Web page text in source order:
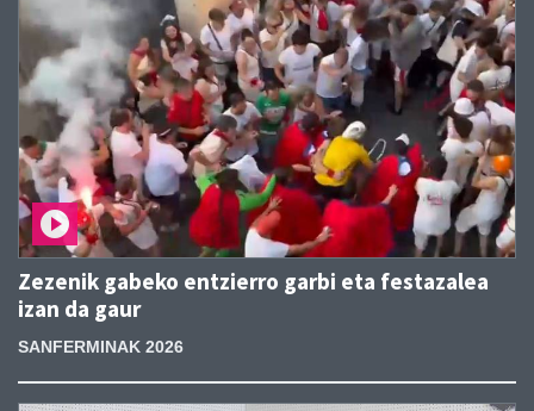
Zezenik gabeko entzierro garbi eta festazalea
izan da gaur
SANFERMINAK 2026